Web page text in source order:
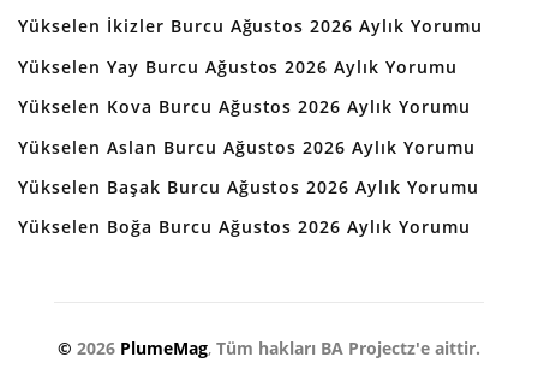
Yükselen İkizler Burcu Ağustos 2026 Aylık Yorumu
Yükselen Yay Burcu Ağustos 2026 Aylık Yorumu
Yükselen Kova Burcu Ağustos 2026 Aylık Yorumu
Yükselen Aslan Burcu Ağustos 2026 Aylık Yorumu
Yükselen Başak Burcu Ağustos 2026 Aylık Yorumu
Yükselen Boğa Burcu Ağustos 2026 Aylık Yorumu
© 2026 PlumeMag, Tüm hakları BA Projectz'e aittir.